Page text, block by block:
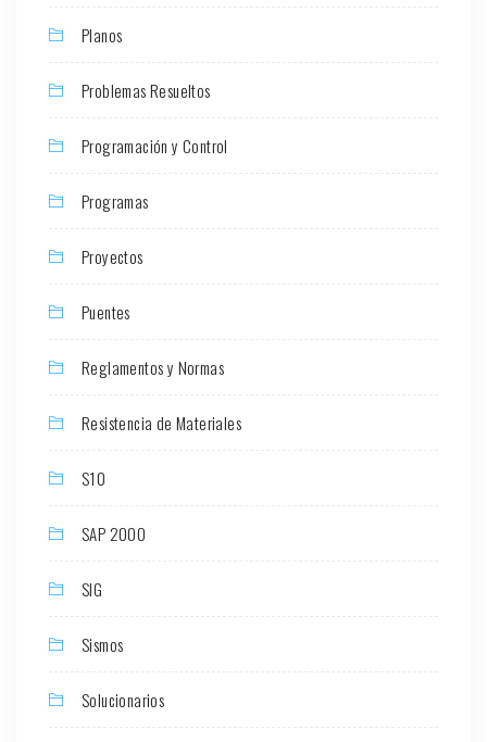
Planos
Problemas Resueltos
Programación y Control
Programas
Proyectos
Puentes
Reglamentos y Normas
Resistencia de Materiales
S10
SAP 2000
SIG
Sismos
Solucionarios